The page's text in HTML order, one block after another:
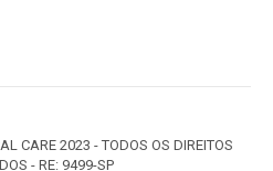
CARE 2023 - TODOS OS DIREITOS
- RE: 9499-SP